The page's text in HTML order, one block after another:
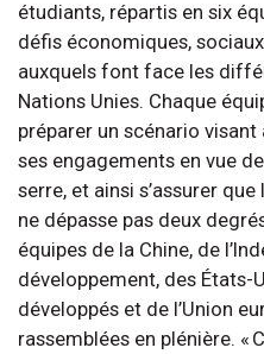
étudiants, répartis en six
défis économiques,
auxquels font face les
Nations Unies. Chaque
préparer un scénario
ses engagements en vue
serre, et ainsi s’assurer
ne dépasse pas deux
équipes de la Chine, de
développement, des États-
développés et de l’Union
rassemblées en plénière. «